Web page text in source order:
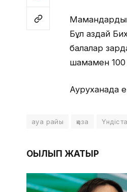
Бұл аздай
балалар
шамамен
Ауруханада
ауа райы қаза
ОҚЫЛЫП ЖАТЫР